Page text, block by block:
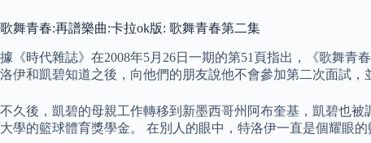
歌舞青春:再譜樂曲:卡拉ok版: 歌舞青春第二集
據《時代雜誌》在2008年5月26日一期的第51頁指出，《歌舞
洛伊和凱碧知道之後，向他們的朋友說他不會參加第二次面試，
不久後，凱碧的母親工作轉移到新墨西哥州阿布奎基，凱碧也
大學的籃球體育獎學金。 在別人的眼中，特洛伊一直是個耀眼